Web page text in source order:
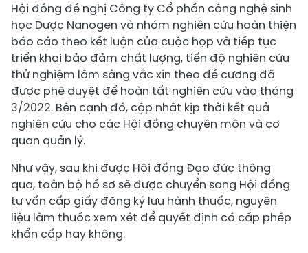
Hội đồng đề nghị Công ty Cổ phần công nghệ sinh
học Dược Nanogen và nhóm nghiên cứu hoàn thiện
báo cáo theo kết luận của cuộc họp và tiếp tục
triển khai bảo đảm chất lượng, tiến độ nghiên cứu
thử nghiệm lâm sàng vắc xin theo đề cương đã
được phê duyệt để hoàn tất nghiên cứu vào tháng
3/2022. Bên cạnh đó, cập nhật kịp thời kết quả
nghiên cứu cho các Hội đồng chuyên môn và cơ
quan quản lý.
Như vậy, sau khi được Hội đồng Đạo đức thông
qua, toàn bộ hồ sơ sẽ được chuyển sang Hội đồng
tư vấn cấp giấy đăng ký lưu hành thuốc, nguyên
liệu làm thuốc xem xét để quyết định có cấp phép
khẩn cấp hay không.